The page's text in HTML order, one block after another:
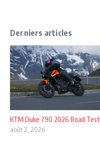
Derniers articles
KTM Duke 790 2026 Road Test
août 2, 2026